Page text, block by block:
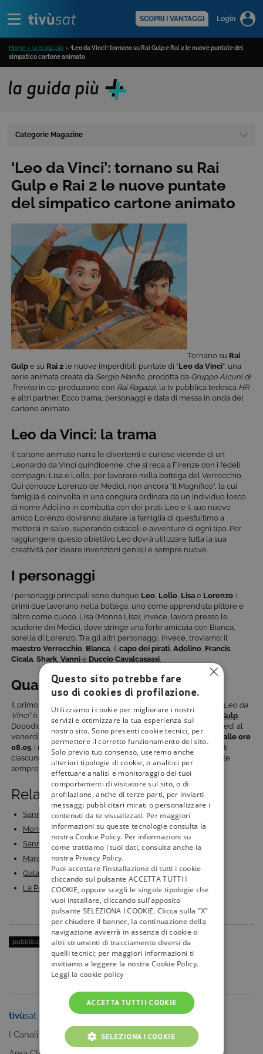
SCOPRI I VANTAGGI Login
Home » la guida più » ‘Leo da Vinci’: tornano su Rai Gulp e Rai 2 le nuove puntate del
simpatico cartone animato
Categorie Magazine
‘Leo da Vinci’: tornano su Rai
Gulp e Rai 2 le nuove puntate
del simpatico cartone animato
Tornano su Rai
Gulp e su Rai 2 le nuove imperdibili puntate di “Leo da Vinci”: una
serie animata creata da Sergio Manfio , prodotta da Gruppo Alcuni di
Treviso in co-produzione con Rai Ragazzi, la tv pubblica tedesca HR
e altri partner. Ecco trama, personaggi e data di messa in onda del
cartone animato.
Leo da Vinci: la trama
Il cartone animato narra le divertenti e curiose vicende di un
Leonardo da Vinci quindicenne, che si reca a Firenze con i fedeli
compagni Lisa e Lollo, per lavorare nella bottega del Verrocchio.
Qui conosce Lorenzo de’ Medici, non ancora “Il Magnifico”, la cui
famiglia è coinvolta in una congiura ordinata da un individuo losco
di nome Adolino in combutta con dei pirati. Leo e il suo nuovo
amico Lorenzo dovranno aiutare la famiglia di quest’ultimo a
mettersi in salvo, superando ostacoli e avventure di ogni tipo. Per
raggiungere questo obiettivo Leo dovrà utilizzare tutta la sua
creatività per ideare invenzioni geniali e sempre nuove.
I personaggi
I personaggi principali sono dunque Leo Lollo Lisa e Lorenzo . I
primi due lavorano nella bottega, uno come apprendista pittore e
l’altro come cuoco. Lisa (Monna Lisa), invece, lavora presso le
scuderie dei Medici, dove stringe una forte amicizia con Bianca,
sorella di Lorenzo. Tra gli altri personaggi, invece, troviamo: il
maestro Verrocchio Bianca , il capo dei pirati Adolino Francis
Cicala Shark Vanni e Duccio Cavalcasassi.
Quando e dove vederlo
Il primo appuntamento con le nuove imperdibili puntate di “ Leo da
Vinci”è fissato per mercoledì 1° aprile alle ore 16.20, su Rai Gulp
Dopodiché verrà trasmessa una puntata ogni giorno, dal lunedì al
venerdì, sia su Rai Gulp (sempre alle ore 16.20) che su
alle ore
08.05 . I nuovi episodi sono in tutto 13, dalla durata di 15 minuti
ciascuno. Non perdetevi tutte le novità in arrivo in tv: rimanete
sempre aggiornati con
Tivù La Guida
Related Posts:
Sanremo 2023: duetti e cover ufficiali, concorrenti…
Mondiali Qatar 2022: calendario e dove seguire tutte…
Sanremo 2023: anticipazioni quarta serata, recap…
Mare Fuori 3: gli ultimi episodi in streaming e in…
Qatar 2022: la prima settimana dei Mondiali di calcio
La Porta Rossa 3 su Rai 2 HD: trama, episodi, cast e…
pubblicato il:31 Marzo 2020| categoria:Bambini/Ragazzi
tivùsat
I Canali
tivùla guida
I programmi
Questo sito potrebbe fare
uso di cookies di profilazione.
Utilizziamo i cookie per migliorare i nostri
servizi e ottimizzare la tua esperienza sul
nostro sito. Sono presenti cookie tecnici, per
permettere il corretto funzionamento del sito.
Solo previo tuo consenso, useremo anche
ulteriori tipologie di cookie, o analitici per
effettuare analisi e monitoraggio dei tuoi
comportamenti di visitatore sul sito, o di
profilazione, anche di terze parti, per inviarti
messaggi pubblicitari mirati o personalizzare i
contenuti da te visualizzati. Per maggiori
informazioni su queste tecnologie consulta la
nostra Cookie Policy. Per informazioni su
come trattiamo i tuoi dati, consulta anche la
nostra Privacy Policy.
Puoi accettare l’installazione di tutti i cookie
cliccando sul pulsante ACCETTA TUTTI I
COOKIE, oppure scegli le singole tipologie che
vuoi installare, cliccando sull’apposito
pulsante SELEZIONA I COOKIE. Clicca sulla "X"
per chiudere il banner, la continuazione della
navigazione avverrà in assenza di cookie o
altri strumenti di tracciamento diversi da
quelli tecnici; per maggiori informazioni ti
invitiamo a leggere la nostra Cookie Policy.
Leggi la cookie policy
ACCETTA TUTTI I COOKIE
SELEZIONA I COOKIE